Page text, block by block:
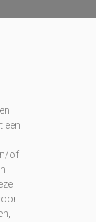
een
of